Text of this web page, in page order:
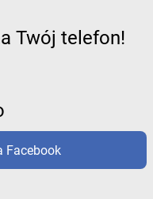
Twój telefon!
Facebook